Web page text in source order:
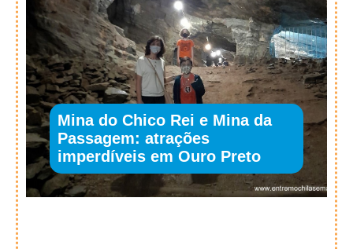
Mina do Chico Rei e Mina da
Passagem: atrações
imperdíveis em Ouro Preto